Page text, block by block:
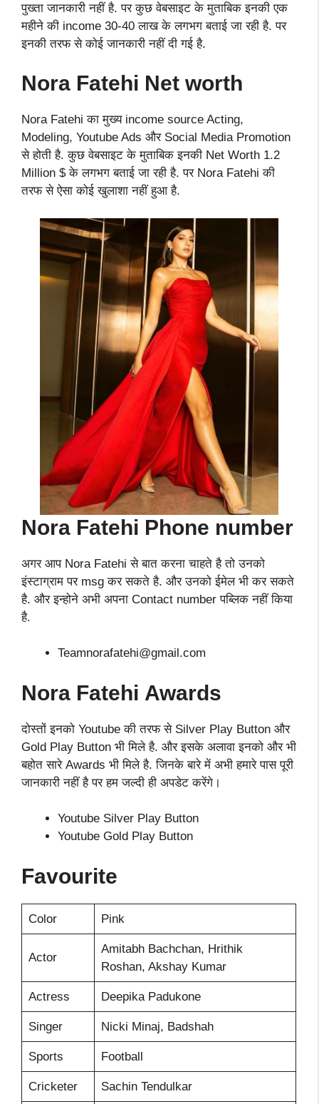
पुख्ता जानकारी नहीं है. पर कुछ वेबसाइट के मुताबिक इनकी एक
महीने की income 30-40 लाख के लगभग बताई जा रही है. पर
इनकी तरफ से कोई जानकारी नहीं दी गई है.
Nora Fatehi Net worth
Nora Fatehi का मुख्य income source Acting,
Modeling, Youtube Ads और Social Media Promotion
से होती है. कुछ वेबसाइट के मुताबिक इनकी Net Worth 1.2
Million $ के लगभग बताई जा रही है. पर Nora Fatehi की
तरफ से ऐसा कोई खुलाशा नहीं हुआ है.
Nora Fatehi Phone number
अगर आप Nora Fatehi से बात करना चाहते है तो उनको
इंस्टाग्राम पर msg कर सकते है. और उनको ईमेल भी कर सकते
है. और इन्होने अभी अपना Contact number पब्लिक नहीं किया
है.
Teamnorafatehi@gmail.com
Nora Fatehi Awards
दोस्तों इनको Youtube की तरफ से Silver Play Button और
Gold Play Button भी मिले है. और इसके अलावा इनको और भी
बहोत सारे Awards भी मिले है. जिनके बारे में अभी हमारे पास पूरी
जानकारी नहीं है पर हम जल्दी ही अपडेट करेंगे।
Youtube Silver Play Button
Youtube Gold Play Button
Favourite
Color Pink
Actor
Amitabh Bachchan, Hrithik
Roshan, Akshay Kumar
Actress Deepika Padukone
Singer Nicki Minaj, Badshah
Sports Football
Cricketer Sachin Tendulkar